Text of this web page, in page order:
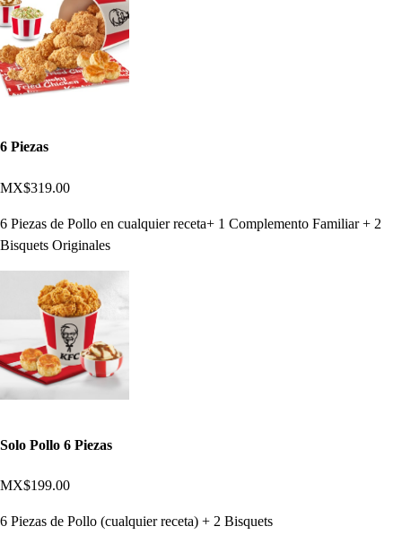
6 Piezas
MX$319.00
6 Piezas de Pollo en cualquier receta+ 1 Complemento Familiar + 2
Bisquets Originales
Solo Pollo 6 Piezas
MX$199.00
6 Piezas de Pollo (cualquier receta) + 2 Bisquets